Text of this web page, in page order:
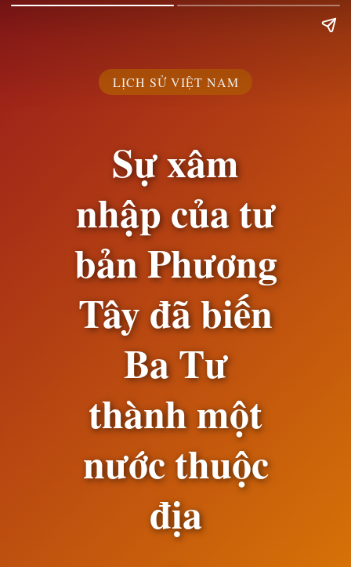
LỊCH SỬ VIỆT NAM
Sự xâm
nhập của tư
bản Phương
Tây đã biến
Ba Tư
thành một
nước thuộc
địa